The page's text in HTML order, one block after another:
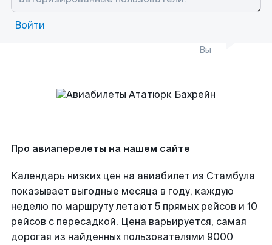
Войти
Вы
Про авиаперелеты на нашем сайте
Календарь низких цен на авиабилет из Стамбула
показывает выгодные месяца в году, каждую
неделю по маршруту летают 5 прямых рейсов и 10
рейсов с пересадкой. Цена варьируется, самая
дорогая из найденных пользователями 9000